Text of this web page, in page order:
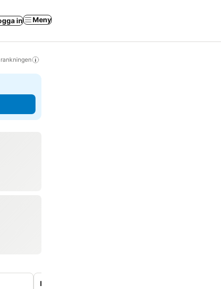
in Meny
Rymliga stugor för familjer